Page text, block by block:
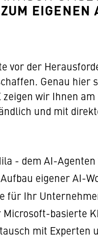
EIGENEN
vor der
Genau
zeigen wir Ihnen
und mit
- dem AI-Agenten
eigener AI-
für Ihr
basierte
mit Experten